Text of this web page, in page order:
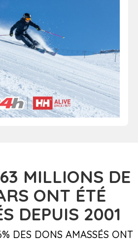
MILLIONS DE
ONT ÉTÉ
DEPUIS 2001
DES DONS AMASSÉS ONT